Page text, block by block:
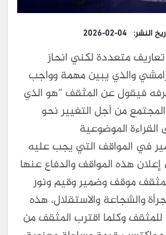
النشر: 2026-02-04
متعددة لكني انحاز
والذي يبين مهمة وواجب
فيقول عن المثقف “هو الذي
من أجل التغيير نحو
القراءة الموضوعية
في المواقف التي يجب عليه
هذه المواقف والدفاع عنها
موقف وضمير وقيم ونور
والشجاعة والاستقلال، هذه
للمثقف وكلما اقترب المثقف من